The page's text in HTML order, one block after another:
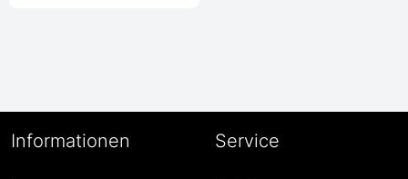
Informationen Service